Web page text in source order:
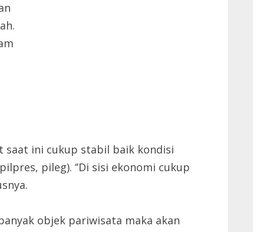
saat ini cukup stabil baik kondisi
pileg). ‘’Di sisi ekonomi cukup
objek pariwisata maka akan